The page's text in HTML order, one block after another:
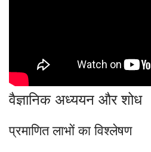
वैज्ञानिक अध्ययन और शोध
प्रमाणित लाभों का विश्लेषण